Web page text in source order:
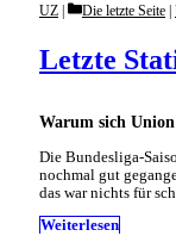
Warum sich
Letzte
UZ Categories
Die letzte Seite
Die Bundesliga-
nochmal gut
das war nichts für
Weiterlesen